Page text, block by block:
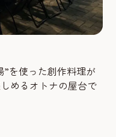
”を使った創作料理が
めるオトナの屋台で